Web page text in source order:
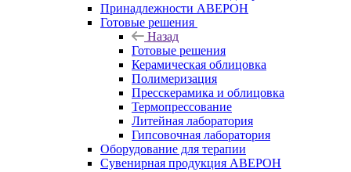
Принадлежности АВЕРОН
Готовые решения
Назад
Готовые решения
Керамическая облицовка
Полимеризация
Пресскерамика и облицовка
Термопрессование
Литейная лаборатория
Гипсовочная лаборатория
Оборудование для терапии
Сувенирная продукция АВЕРОН